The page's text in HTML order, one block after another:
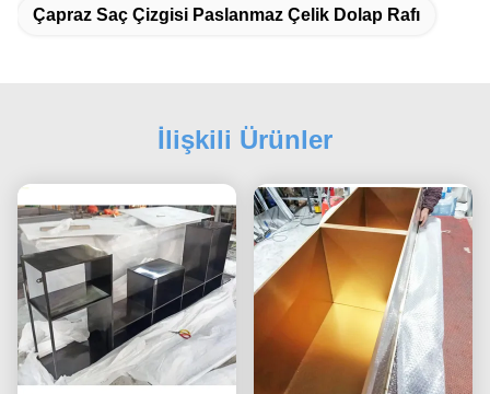
Çapraz Saç Çizgisi Paslanmaz Çelik Dolap Rafı
İlişkili Ürünler